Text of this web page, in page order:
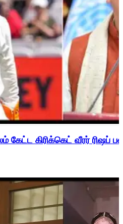
கேட்ட கிரிக்கெட் வீரர்